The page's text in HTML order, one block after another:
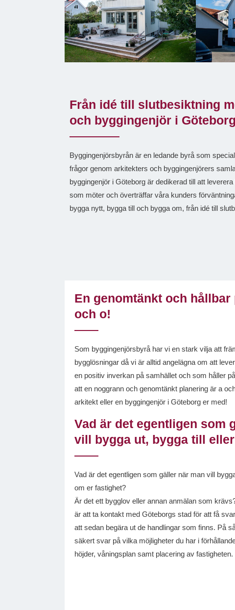
Från idé till slutbesiktning
och byggingenjör i
Byggingenjörsbyrån är en ledande byrå som
frågor genom arkitekters och byggingenjörers
byggingenjör i Göteborg är dedikerad till att
som möter och överträffar våra kunders
bygga nytt, bygga till och bygga om, från idé till
En genomtänkt och hållbar
och o!
Som byggingenjörsbyrå har vi en stark vilja att
bygglösningar då vi är alltid angelägna om att
en positiv inverkan på samhället och som håller
att en noggrann och genomtänkt planering är a
arkitekt eller en byggingenjör i Göteborg er med!
Vad är det egentligen som
vill bygga ut, bygga till
Vad är det egentligen som gäller när man vill
om er fastighet?
Är det ett bygglov eller annan anmälan som
är att ta kontakt med Göteborgs stad för att få
att sedan begära ut de handlingar som finns. På
säkert svar på vilka möjligheter du har i
höjder, våningsplan samt placering av fastigheten.